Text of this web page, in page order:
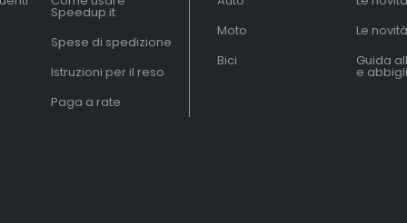
Speedup.it
Spese di spedizione
Istruzioni per il reso
Paga a rate
Moto
Bici
Le
Guida
e